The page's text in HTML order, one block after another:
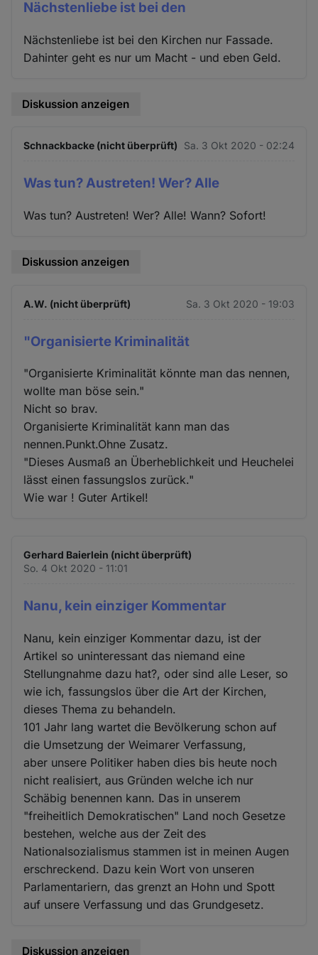
Nächstenliebe ist bei den
Nächstenliebe ist bei den Kirchen nur Fassade.
Dahinter geht es nur um Macht - und eben Geld.
Diskussion anzeigen
Schnackbacke (nicht überprüft) Sa. 3 Okt 2020 - 02:24
Was tun? Austreten! Wer? Alle
Was tun? Austreten! Wer? Alle! Wann? Sofort!
Diskussion anzeigen
A.W. (nicht überprüft) Sa. 3 Okt 2020 - 19:03
"Organisierte Kriminalität
"Organisierte Kriminalität könnte man das nennen,
wollte man böse sein."
Nicht so brav.
Organisierte Kriminalität kann man das
nennen.Punkt.Ohne Zusatz.
"Dieses Ausmaß an Überheblichkeit und Heuchelei
lässt einen fassungslos zurück."
Wie war ! Guter Artikel!
Gerhard Baierlein (nicht überprüft)
So. 4 Okt 2020 - 11:01
Nanu, kein einziger Kommentar
Nanu, kein einziger Kommentar dazu, ist der
Artikel so uninteressant das niemand eine
Stellungnahme dazu hat?, oder sind alle Leser, so
wie ich, fassungslos über die Art der Kirchen,
dieses Thema zu behandeln.
101 Jahr lang wartet die Bevölkerung schon auf
die Umsetzung der Weimarer Verfassung,
aber unsere Politiker haben dies bis heute noch
nicht realisiert, aus Gründen welche ich nur
Schäbig benennen kann. Das in unserem
"freiheitlich Demokratischen" Land noch Gesetze
bestehen, welche aus der Zeit des
Nationalsozialismus stammen ist in meinen Augen
erschreckend. Dazu kein Wort von unseren
Parlamentariern, das grenzt an Hohn und Spott
auf unsere Verfassung und das Grundgesetz.
Diskussion anzeigen